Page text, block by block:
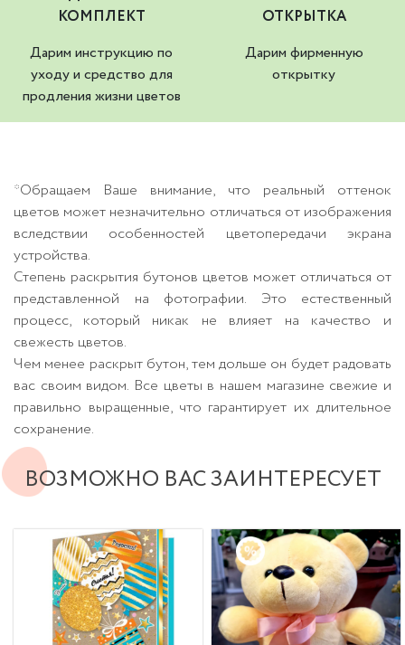
КОМПЛЕКТ
Дарим инструкцию по
уходу и средство для
продления жизни цветов
ОТКРЫТКА
Дарим фирменную
открытку
*Обращаем Ваше внимание, что реальный оттенок
цветов может незначительно отличаться от изображения
вследствии особенностей цветопередачи экрана
устройства.
Степень раскрытия бутонов цветов может отличаться от
представленной на фотографии. Это естественный
процесс, который никак не влияет на качество и
свежесть цветов.
Чем менее раскрыт бутон, тем дольше он будет радовать
вас своим видом. Все цветы в нашем магазине свежие и
правильно выращенные, что гарантирует их длительное
сохранение.
ВОЗМОЖНО ВАС ЗАИНТЕРЕСУЕТ